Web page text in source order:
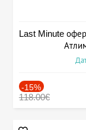
Last Minute
-15%
118.00€